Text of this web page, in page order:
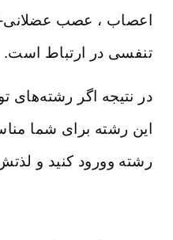
اعصاب ، عصب
تنفسی در ارتباط است.
در نتیجه اگر رشته‌های
این رشته برای شما
رشته وورود کنید و لذتش